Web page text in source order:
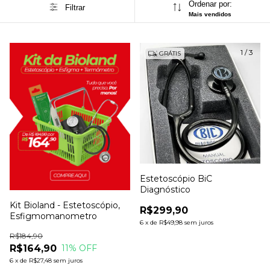
Filtrar Ordenar por:
Mais vendidos
Kit Bioland - Estetoscópio,
Esfigmomanometro
R$164,90
R$184,90
11 % OFF
6 x de R$27,48 sem juros
1 /3
GRÁTIS
Estetoscópio BiC
Diagnóstico
R$299,90
6 x de R$49,98 sem juros